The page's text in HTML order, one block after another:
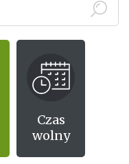
Szukaj
Czas
wolny